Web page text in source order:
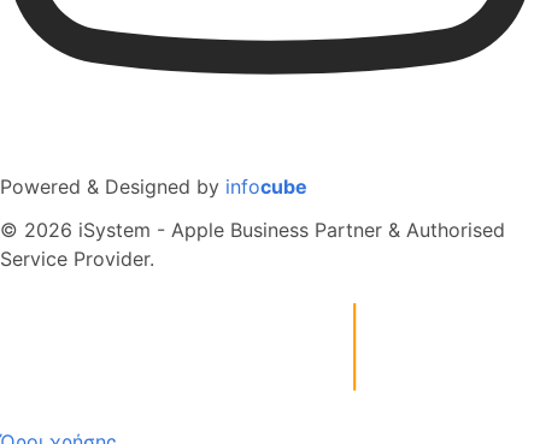
Powered & Designed by infocube
© 2026 iSystem - Apple Business Partner & Authorised
Service Provider.